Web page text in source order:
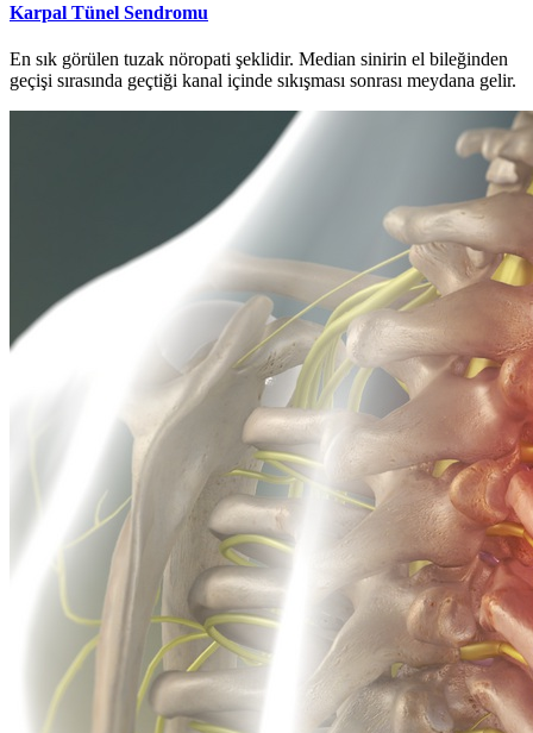
Karpal Tünel Sendromu
En sık görülen tuzak nöropati şeklidir. Median sinirin el bileğinden
geçişi sırasında geçtiği kanal içinde sıkışması sonrası meydana gelir.